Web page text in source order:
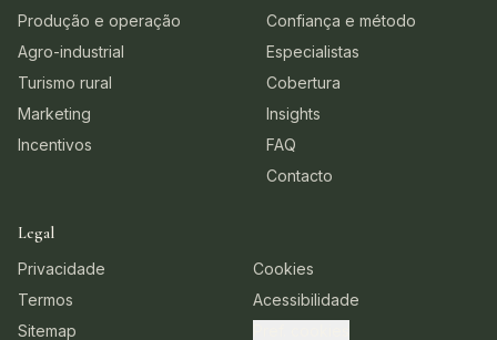
Produção e operação
Agro-industrial
Turismo rural
Marketing
Incentivos
Confiança e método
Especialistas
Cobertura
Insights
FAQ
Contacto
Legal
Privacidade
Cookies
Termos
Acessibilidade
Sitemap